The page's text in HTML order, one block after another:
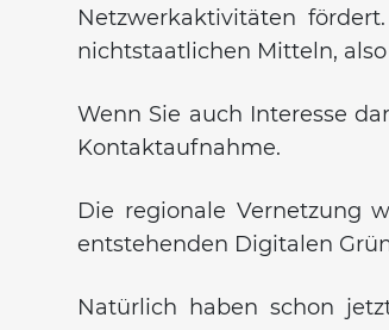
Netzwerkaktivitäten
nichtstaatlichen Mitteln,
Wenn Sie auch Interesse
Kontaktaufnahme.
Die regionale Vernetzung
entstehenden Digitalen
Natürlich haben schon